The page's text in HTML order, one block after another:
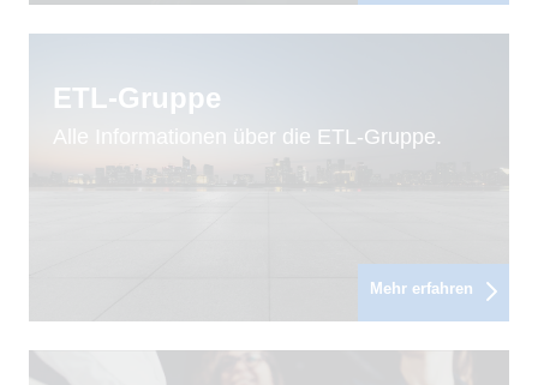
ETL-Gruppe
Alle Informationen über die ETL-Gruppe.
Mehr erfahren